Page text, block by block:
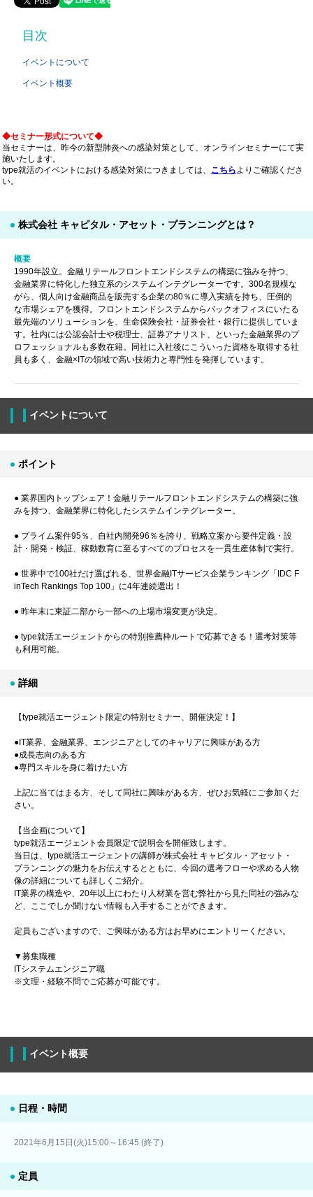
目次
イベントについて
イベント概要
◆セミナー形式について◆
当セミナーは、昨今の新型肺炎への感染対策として、オンラインセミナーにて実
施いたします。
type就活のイベントにおける感染対策につきましては、 こちらよりご確認くださ
い。
株式会社 キャピタル・アセット・プランニングとは？
概要
1990年設立。金融リテールフロントエンドシステムの構築に強みを持つ、
金融業界に特化した独立系のシステムインテグレーターです。300名規模な
がら、個人向け金融商品を販売する企業の80％に導入実績を持ち、圧倒的
な市場シェアを獲得。フロントエンドシステムからバックオフィスにいたる
最先端のソリューションを、生命保険会社・証券会社・銀行に提供していま
す。社内には公認会計士や税理士、証券アナリスト、といった金融業界のプ
ロフェッショナルも多数在籍。同社に入社後にこういった資格を取得する社
員も多く、金融×ITの領域で高い技術力と専門性を発揮しています。
イベントについて
ポイント
● 業界国内トップシェア！金融リテールフロントエンドシステムの構築に強
みを持つ、金融業界に特化したシステムインテグレーター。
● プライム案件95％、自社内開発96％を誇り、戦略立案から要件定義・設
計・開発・検証、稼動数育に至るすべてのプロセスを一貫生産体制で実行。
● 世界中で100社だけ選ばれる、世界金融ITサービス企業ランキング「IDC F
inTech Rankings Top 100」に4年連続選出！
● 昨年末に東証二部から一部への上場市場変更が決定。
● type就活エージェントからの特別推薦枠ルートで応募できる！選考対策等
も利用可能。
詳細
【type就活エージェント限定の特別セミナー、開催決定！】
●IT業界、金融業界、エンジニアとしてのキャリアに興味がある方
●成長志向のある方
●専門スキルを身に着けたい方
上記に当てはまる方、そして同社に興味がある方、ぜひお気軽にご参加くだ
さい。
【当企画について】
type就活エージェント会員限定で説明会を開催致します。
当日は、type就活エージェントの講師が株式会社 キャピタル・アセット・
プランニングの魅力をお伝えするとともに、今回の選考フローや求める人物
像の詳細についても詳しくご紹介。
IT業界の構造や、20年以上にわたり人材業を営む弊社から見た同社の強みな
ど、ここでしか聞けない情報も入手することができます。
定員もございますので、ご興味がある方はお早めにエントリーください。
▼募集職種
ITシステムエンジニア職
※文理・経験不問でご応募が可能です。
イベント概要
日程・時間
2021年6月15日(火)15:00～16:45 (終了)
定員